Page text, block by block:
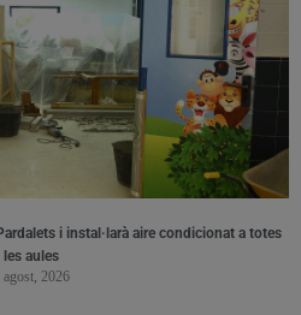
i instal·larà aire condicionat a totes
les aules
agost, 2026